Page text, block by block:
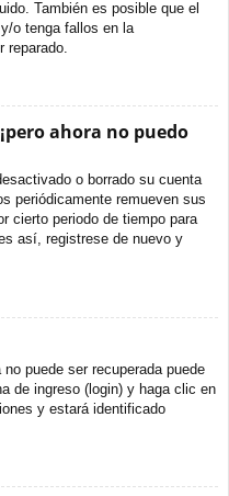
También es posible que el
o tenga fallos en la
ahora no puedo
o borrado su cuenta
periódicamente remueven sus
cierto periodo de tiempo para
así, registrese de nuevo y
puede ser recuperada puede
de ingreso (login) y haga clic en
y estará identificado